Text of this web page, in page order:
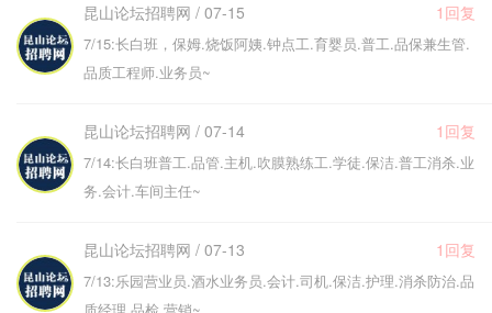
昆山论坛招聘网 / 07-15 1回复
7/15:长白班，保姆.烧饭阿姨.钟点工.育婴员.普工.品保兼生管.
品质工程师.业务员~
昆山论坛招聘网 / 07-14 1回复
7/14:长白班普工.品管.主机.吹膜熟练工.学徒.保洁.普工消杀.业
务.会计.车间主任~
昆山论坛招聘网 / 07-13 1回复
7/13:乐园营业员.酒水业务员.会计.司机.保洁.护理.消杀防治.品